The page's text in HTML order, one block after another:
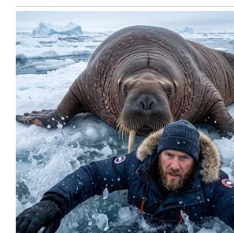
zapitate gde zaista pripadate.
Zvezde vas podsećaju: prava ljubav
mir. Slušajte svoj unutrašnji glas i ne
Ako ste slobodni, moguće je novo
počinje vrlo spontano i neobavezno —
s nogu.